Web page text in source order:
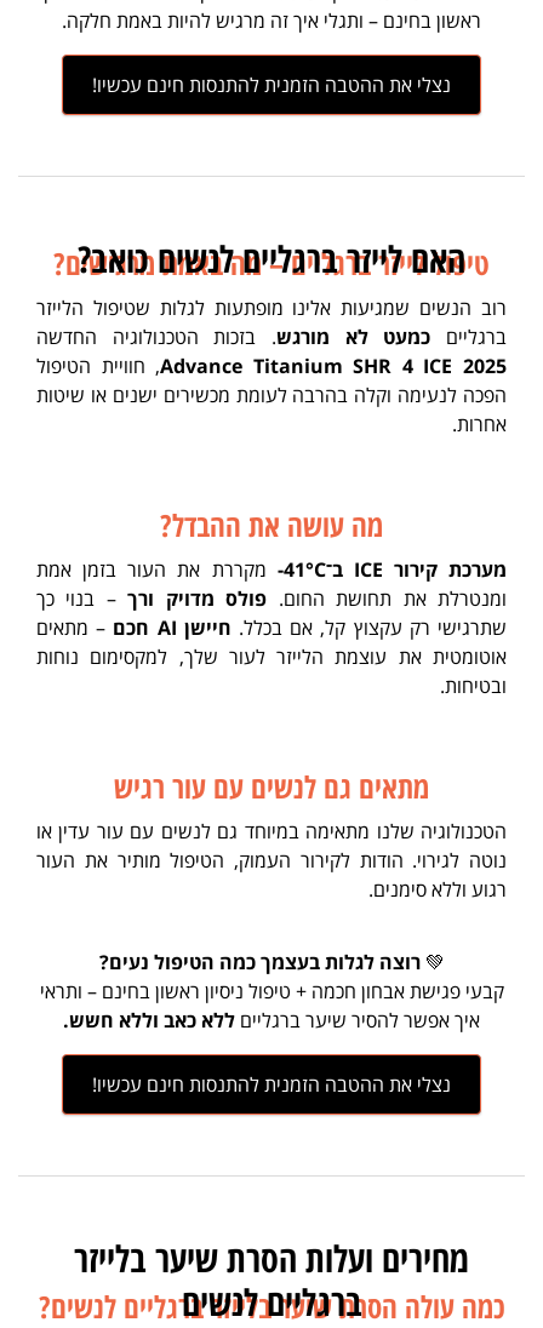
ראשון בחינם – ותגלי איך זה מרגיש להיות באמת חלקה.
נצלי את ההטבה הזמנית להתנסות חינם עכשיו!
טיפול לייזר ברגליים – מה באמת מרגישים?
רוב הנשים שמגיעות אלינו מופתעות לגלות שטיפול הלייזר
ברגליים כמעט לא מורגש. בזכות הטכנולוגיה החדשה
Advance Titanium SHR 4 ICE 2025, חוויית הטיפול
הפכה לנעימה וקלה בהרבה לעומת מכשירים ישנים או שיטות
אחרות.
מה עושה את ההבדל?
מערכת קירור ICE ב־‎-41°C
מקררת את העור בזמן אמת
ומנטרלת את תחושת החום. פולס מדויק ורך– בנוי כך
שתרגישי רק עקצוץ קל, אם בכלל. חיישן AI חכם
– מתאים
אוטומטית את עוצמת הלייזר לעור שלך, למקסימום נוחות
ובטיחות.
מתאים גם לנשים עם עור רגיש
הטכנולוגיה שלנו מתאימה במיוחד גם לנשים עם עור עדין או
נוטה לגירוי. הודות לקירור העמוק, הטיפול מותיר את העור
רגוע וללא סימנים.
💚רוצה לגלות בעצמך כמה הטיפול נעים?
קבעי פגישת אבחון חכמה + טיפול ניסיון ראשון בחינם – ותראי
איך אפשר להסיר שיער ברגליים ללא כאב וללא חשש.
נצלי את ההטבה הזמנית להתנסות חינם עכשיו!
האם לייזר ברגליים לנשים כואב?
כמה עולה הסרת שיער בלייזר ברגליים לנשים?
מחירים ועלות הסרת שיער בלייזר
ברגליים לנשים